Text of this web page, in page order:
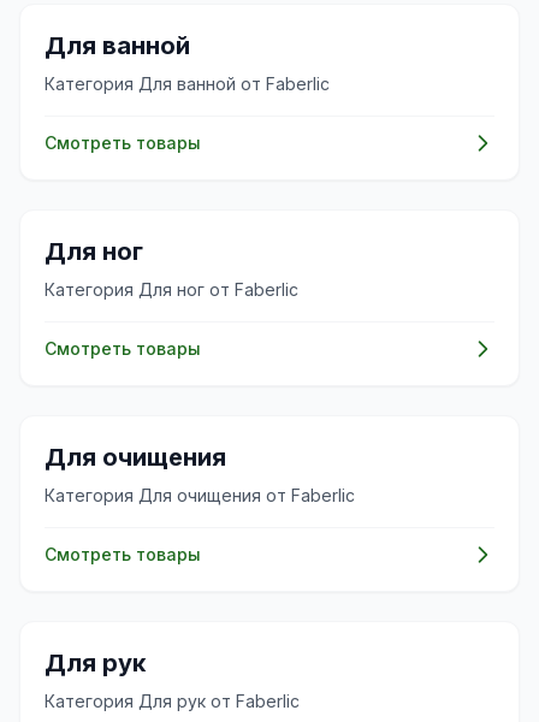
✨
Для ванной
Категория Для ванной от Faberlic
Смотреть товары
✨
Для ног
Категория Для ног от Faberlic
Смотреть товары
✨
Для очищения
Категория Для очищения от Faberlic
Смотреть товары
✨
Для рук
Категория Для рук от Faberlic